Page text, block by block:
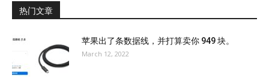
热门文章
苹果出了条数据线，并打算卖你 949 块。
March 12, 2022